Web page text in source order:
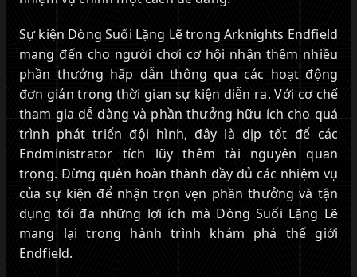
Sự kiện Dòng Suối Lặng Lẽ trong Arknights Endfield
mang đến cho người chơi cơ hội nhận thêm nhiều
phần thưởng hấp dẫn thông qua các hoạt động
đơn giản trong thời gian sự kiện diễn ra. Với cơ chế
tham gia dễ dàng và phần thưởng hữu ích cho quá
trình phát triển đội hình, đây là dịp tốt để các
Endministrator tích lũy thêm tài nguyên quan
trọng. Đừng quên hoàn thành đầy đủ các nhiệm vụ
của sự kiện để nhận trọn vẹn phần thưởng và tận
dụng tối đa những lợi ích mà Dòng Suối Lặng Lẽ
mang lại trong hành trình khám phá thế giới
Endfield.